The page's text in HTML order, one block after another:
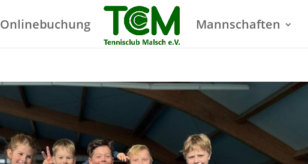
Onlinebuchung Mannschaften